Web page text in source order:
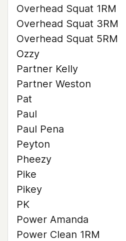
Overhead Squat 1RM
Overhead Squat 3RM
Overhead Squat 5RM
Ozzy
Partner Kelly
Partner Weston
Pat
Paul
Paul Pena
Peyton
Pheezy
Pike
Pikey
PK
Power Amanda
Power Clean 1RM